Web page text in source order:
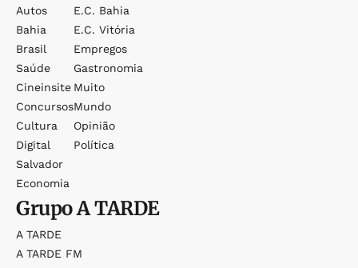
Autos
Bahia
Brasil
Saúde
Cineinsite
Concursos
Cultura
Digital
Salvador
Economia
E.c. Bahia
E.c. Vitória
Empregos
Gastronomia
Muito
Mundo
Opinião
Política
GrupoA TARDE
A TARDE
A TARDE FM